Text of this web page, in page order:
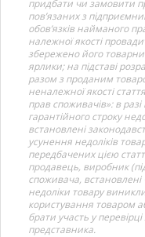
придбати чи замовити
пов’язаних з
обов’язків найманого
належної якості
збережено його
ярлики; на підставі
разом з проданим
неналежної якості
прав споживачів»: в
гарантійного строку
встановлені
усунення недоліків
передбачених цією
продавець, виробник
споживача,
недоліки товару
користування товаром
брати участь у
представника.